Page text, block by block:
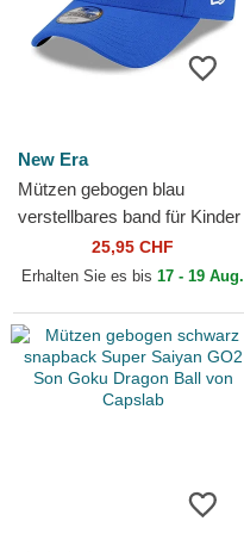
New Era
Mützen gebogen blau
verstellbares band für Kinder
9FORTY The League der Los
Angeles Rams NFL von...
25,95 CHF
Erhalten Sie es bis 17 - 19 Aug.